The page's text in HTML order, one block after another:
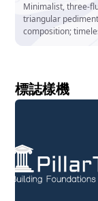
Minimalist, three-
triangular
composition;
標誌樣機